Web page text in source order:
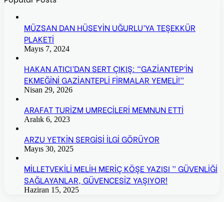
MÜZSAN DAN HÜSEYİN UĞURLU’YA TEŞEKKÜR
PLAKETİ
Mayıs 7, 2024
HAKAN ATICI’DAN SERT ÇIKIŞ: “GAZİANTEP’İN
EKMEĞİNİ GAZİANTEPLİ FİRMALAR YEMELİ!”
Nisan 29, 2026
ARAFAT TURİZM UMRECİLERİ MEMNUN ETTİ
Aralık 6, 2023
ARZU YETKİN SERGİSİ İLGİ GÖRÜYOR
Mayıs 30, 2025
MİLLETVEKİLİ MELİH MERİÇ KÖŞE YAZISI ” GÜVENLİĞİ
SAĞLAYANLAR, GÜVENCESİZ YAŞIYOR!
Haziran 15, 2025